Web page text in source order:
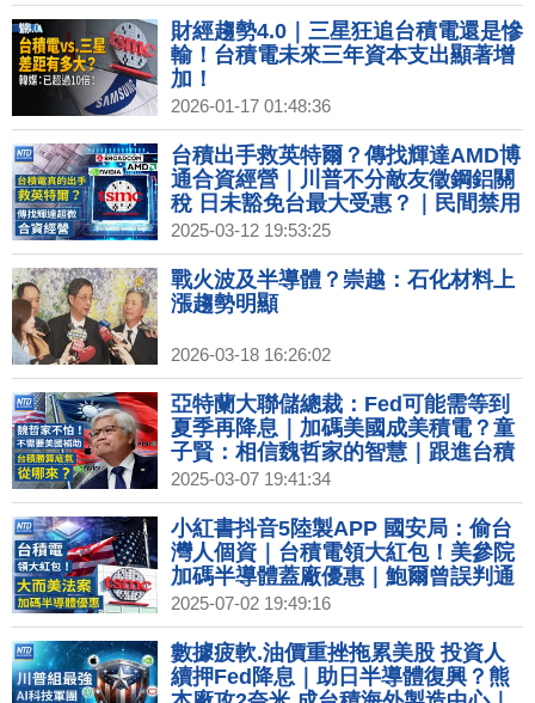
財經趨勢4.0｜三星狂追台積電還是慘
輸！台積電未來三年資本支出顯著增
加！
2026-01-17 01:48:36
台積出手救英特爾？傳找輝達AMD博
通合資經營｜川普不分敵友徵鋼鋁關
稅 日未豁免台最大受惠？｜民間禁用
DeepSeek？數發部：涉個資可限制
｜美國鋼鋁關稅生效！歐盟宣布反制
關稅4/1實施｜中華電首屆Tech Day
AI應用一次看
2025-03-12 19:53:25
戰火波及半導體？崇越：石化材料上
漲趨勢明顯
2026-03-18 16:26:02
亞特蘭大聯儲總裁：Fed可能需等到
夏季再降息｜加碼美國成美積電？童
子賢：相信魏哲家的智慧｜跟進台積
西門子增2.85億美元在美設2座新廠
｜二手市場消費熱 日最大二手電商平
台插旗台灣
2025-03-07 19:41:34
小紅書抖音5陸製APP 國安局：偷台
灣人個資｜台積電領大紅包！美參院
加碼半導體蓋廠優惠｜鮑爾曾誤判通
膨 現指夏季浮現！關稅將左右幅度？
｜柏林動物園花式消暑 涼水SPA冷凍
水果冰塊解熱
2025-07-02 19:49:16
數據疲軟.油價重挫拖累美股 投資人
續押Fed降息｜助日半導體復興？熊